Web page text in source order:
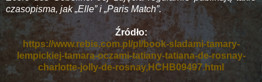
czasopisma, jak „Elle” i „Paris Match”.
Źródło:
https://www.rebis.com.pl/pl/book-sladami-tamary-
lempickiej-tamara-oczami-tatiany-tatiana-de-rosnay-
charlotte-jolly-de-rosnay,HCHB09497.html